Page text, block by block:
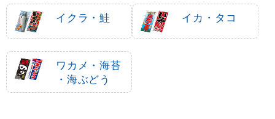
イクラ・鮭
イカ・タコ
ワカメ・海苔
・海ぶどう